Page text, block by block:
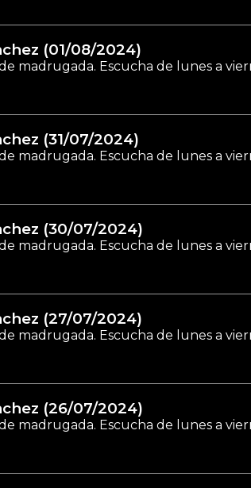
(01/08/2024)
madrugada. Escucha de lunes a
(31/07/2024)
madrugada. Escucha de lunes a
(30/07/2024)
madrugada. Escucha de lunes a
(27/07/2024)
madrugada. Escucha de lunes a
(26/07/2024)
madrugada. Escucha de lunes a